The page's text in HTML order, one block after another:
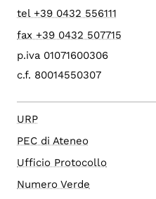
tel +39 0432 556111
fax +39 0432 507715
p.iva 01071600306
c.f. 80014550307
URP
PEC di Ateneo
Ufficio Protocollo
Numero Verde